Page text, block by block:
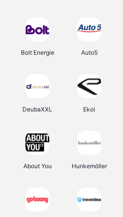
Bolt Energie Auto5
DeubaXXL Ekoi
About You Hunkemöller